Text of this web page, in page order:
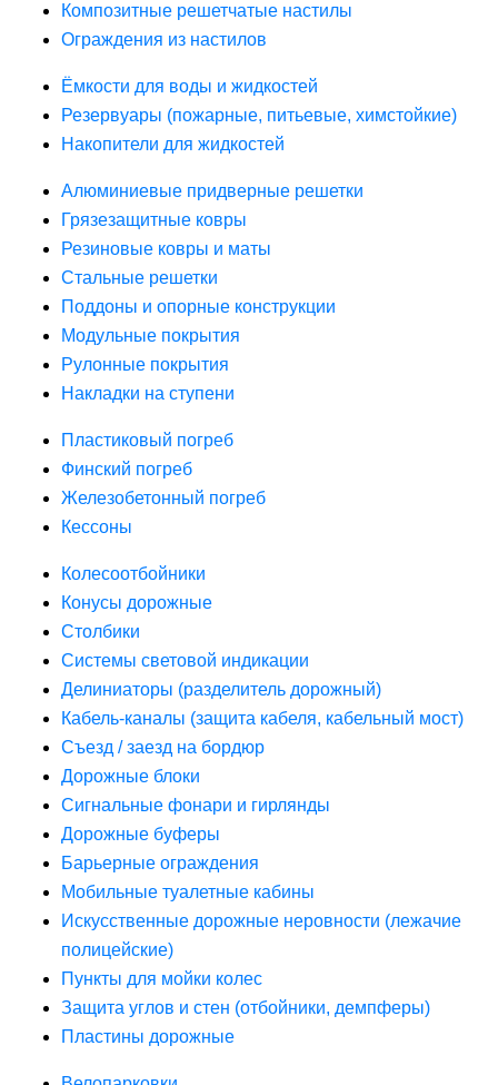
Композитные решетчатые настилы
Ограждения из настилов
Ёмкости для воды и жидкостей
Резервуары (пожарные, питьевые, химстойкие)
Накопители для жидкостей
Алюминиевые придверные решетки
Грязезащитные ковры
Резиновые ковры и маты
Стальные решетки
Поддоны и опорные конструкции
Модульные покрытия
Рулонные покрытия
Накладки на ступени
Пластиковый погреб
Финский погреб
Железобетонный погреб
Кессоны
Колесоотбойники
Конусы дорожные
Столбики
Системы световой индикации
Делиниаторы (разделитель дорожный)
Кабель-каналы (защита кабеля, кабельный мост)
Съезд / заезд на бордюр
Дорожные блоки
Сигнальные фонари и гирлянды
Дорожные буферы
Барьерные ограждения
Мобильные туалетные кабины
Искусственные дорожные неровности (лежачие
полицейские)
Пункты для мойки колес
Защита углов и стен (отбойники, демпферы)
Пластины дорожные